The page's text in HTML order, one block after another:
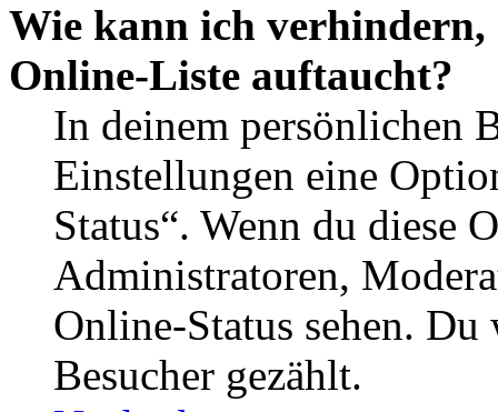
Wie kann ich verhindern,
Online-Liste auftaucht?
In deinem persönlichen
Einstellungen eine
Status“. Wenn du diese
Administratoren,
Online-Status sehen.
Besucher gezählt.